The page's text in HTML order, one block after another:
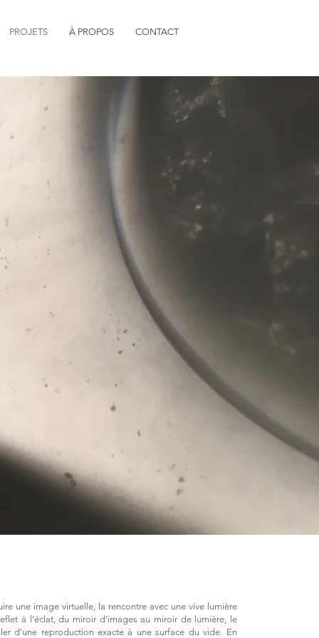
PROJETS À PROPOS CONTACT
une image virtuelle, la rencontre avec une vive lumière
à l’éclat, du miroir d’images au miroir de lumière, le
d’une reproduction exacte à une surface du vide. En